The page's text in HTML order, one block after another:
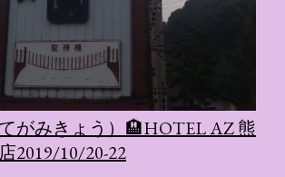
がみきょう）🏨HOTEL AZ 熊
2019/10/20-22